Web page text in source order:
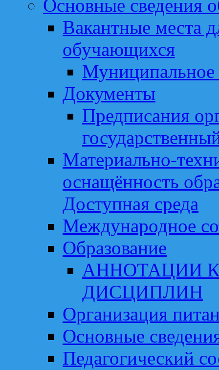
Основные сведения
Вакантные места
обучающихся
Муниципальное
Документы
Предписания
Материально-
оснащённость
Доступная среда
Международное
Образование
АННОТАЦИИ
ДИСЦИПЛИН
Организация
Основные
Педагогический